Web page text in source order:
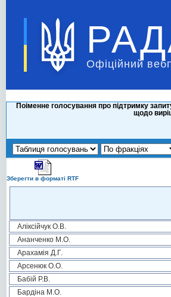
Офіційний
Поіменне голосування про підтримку
щодо
Зберегти в форматі RTF
Аліксійчук О.В.
Ананченко М.О.
Арахамія Д.Г.
Арсенюк О.О.
Бабій Р.В.
Бардіна М.О.